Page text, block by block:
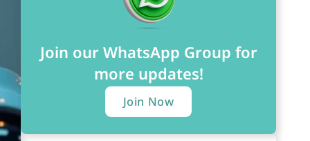
Join our WhatsApp Group for
more updates!
Join Now